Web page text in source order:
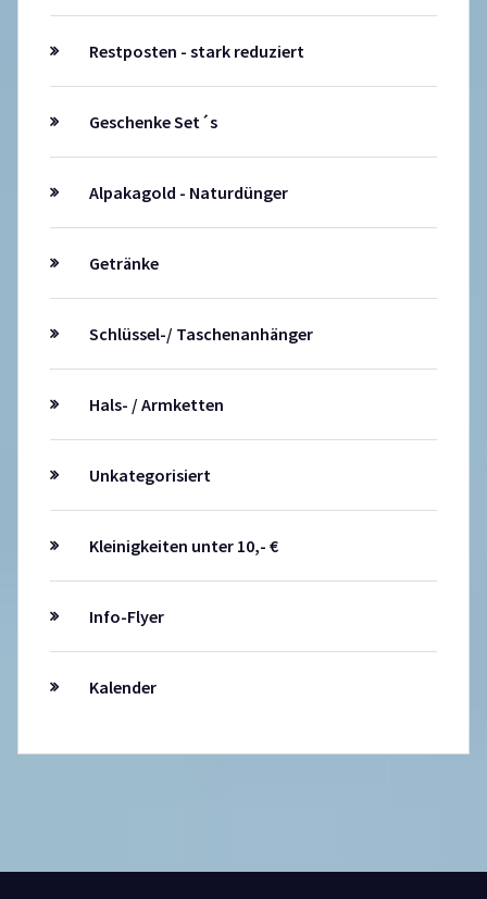
Restposten - stark reduziert
Geschenke Set´s
Alpakagold - Naturdünger
Getränke
Schlüssel-/ Taschenanhänger
Hals- / Armketten
Unkategorisiert
Kleinigkeiten unter 10,- €
Info-Flyer
Kalender